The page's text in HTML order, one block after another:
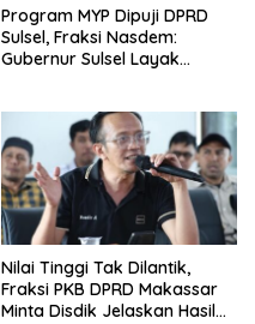
Program MYP Dipuji DPRD
Sulsel, Fraksi Nasdem:
Gubernur Sulsel Layak
Nilai Tinggi Tak Dilantik,
Fraksi PKB DPRD Makassar
Minta Disdik Jelaskan Hasil